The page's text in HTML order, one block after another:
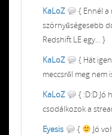
KaLoZ
{ Ennél a
szörnyűségesebb
Redshift LE egy... }
KaLoZ
{ Hát
meccsről meg nem
KaLoZ
{ :D:D Jó
csodálkozok a
Eyesis
{
Jó